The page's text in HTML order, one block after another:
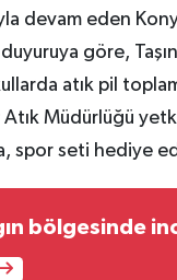
devam eden
duyuruya göre,
atık pil
Atık Müdürlüğü
spor seti hediye
bölgesinde